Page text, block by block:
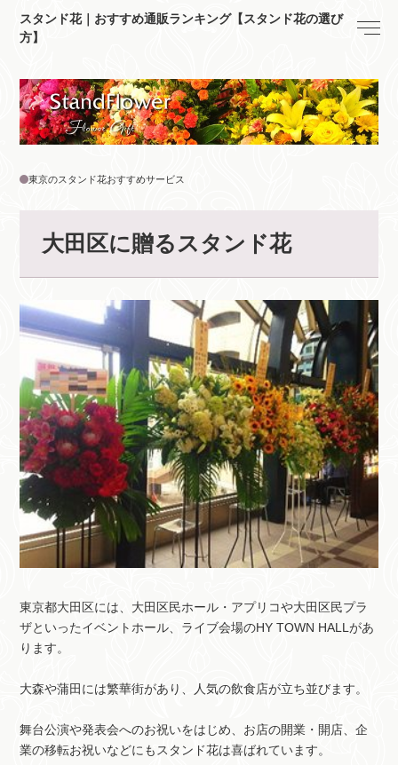
スタンド花｜おすすめ通販ランキング【スタンド花の選び
方】
東京のスタンド花おすすめサービス
大田区に贈るスタンド花
東京都大田区には、大田区民ホール・アプリコや大田区民プラ
ザといったイベントホール、ライブ会場のHY TOWN HALLがあ
ります。
大森や蒲田には繁華街があり、人気の飲食店が立ち並びます。
舞台公演や発表会へのお祝いをはじめ、お店の開業・開店、企
業の移転お祝いなどにもスタンド花は喜ばれています。